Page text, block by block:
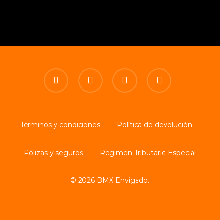
facebook youtube instagram tiktok
Términos y condiciones Política de devolución
Pólizas y seguros Regimen Tributario Especial
© 2026 BMX Envigado.